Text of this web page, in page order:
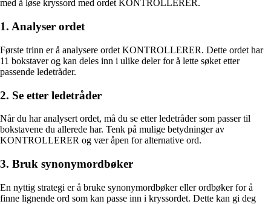
med å løse kryssord med ordet KONTROLLERER.
1. Analyser ordet
Første trinn er å analysere ordet KONTROLLERER. Dette ordet har
11 bokstaver og kan deles inn i ulike deler for å lette søket etter
passende ledetråder.
2. Se etter ledetråder
Når du har analysert ordet, må du se etter ledetråder som passer til
bokstavene du allerede har. Tenk på mulige betydninger av
KONTROLLERER og vær åpen for alternative ord.
3. Bruk synonymordbøker
En nyttig strategi er å bruke synonymordbøker eller ordbøker for å
finne lignende ord som kan passe inn i kryssordet. Dette kan gi deg